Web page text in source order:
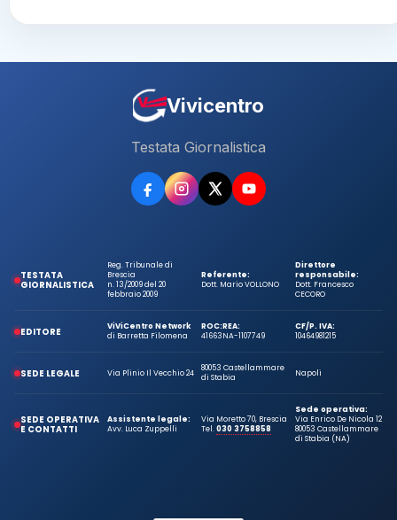
Vivicentro
Testata Giornalistica
TESTATA
GIORNALISTICA
Reg. Tribunale di
Brescia
n. 13/2009 del 20
febbraio 2009
Referente:
Dott. Mario VOLLONO
Direttore
responsabile:
Dott. Francesco
CECORO
EDITORE
ViViCentro Network
di Barretta Filomena
ROC:
41663
REA:
NA-1107749
CF/P. IVA:
10464981215
SEDE LEGALE Via Plinio Il Vecchio 24
80053 Castellammare
di Stabia
Napoli
SEDE OPERATIVA
E CONTATTI
Assistente legale:
Avv. Luca Zuppelli
Via Moretto 70, Brescia
Tel.030 3758858
Sede operativa:
Via Enrico De Nicola 12
80053 Castellammare
di Stabia (NA)